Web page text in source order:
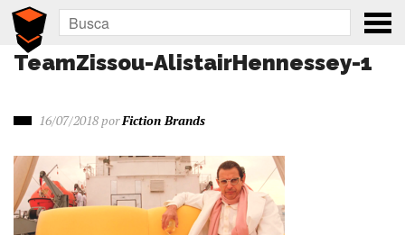
TeamZissou-AlistairHennessey-1
16/07/2018porFiction Brands